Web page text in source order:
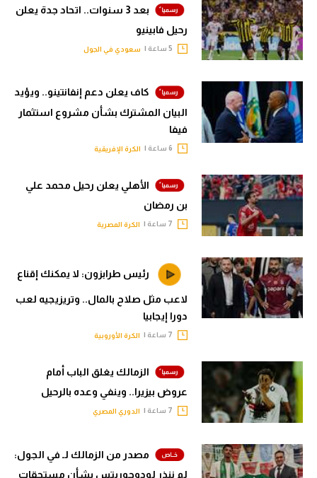
بعد 3 سنوات.. اتحاد جدة يعلن
رحيل فابينيو
سعودي في الجول
كاف يعلن دعم إنفانتينو.. ويؤيد
البيان المشترك بشأن مشروع استثمار
فيفا
الكرة الإفريقية
الأهلي يعلن رحيل محمد علي
بن رمضان
الكرة المصرية
رئيس طرابزون: لا يمكنك إقناع
لاعب مثل صلاح بالمال.. وتريزيجيه لعب
دورا إيجابيا
الكرة الأوروبية
الزمالك يغلق الباب أمام
عروض بيزيرا.. وينفي وعده بالرحيل
الدوري المصري
مصدر من الزمالك لـ في الجول:
لم ننذر لودوجوريتس بشأن مستحقات